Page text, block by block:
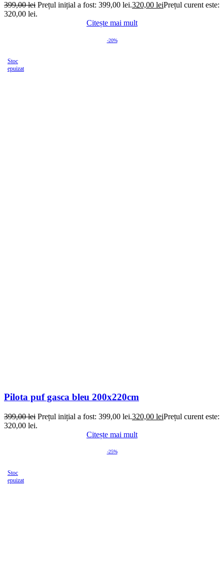
399,00lei Prețul inițial a fost: 399,00 lei.320,00 leiPrețul curent este:
320,00 lei.
Citește mai mult
-20%
Stoc
epuizat
Pilota puf gasca bleu 200x220cm
399,00lei Prețul inițial a fost: 399,00 lei.320,00 leiPrețul curent este:
320,00 lei.
Citește mai mult
-25%
Stoc
epuizat